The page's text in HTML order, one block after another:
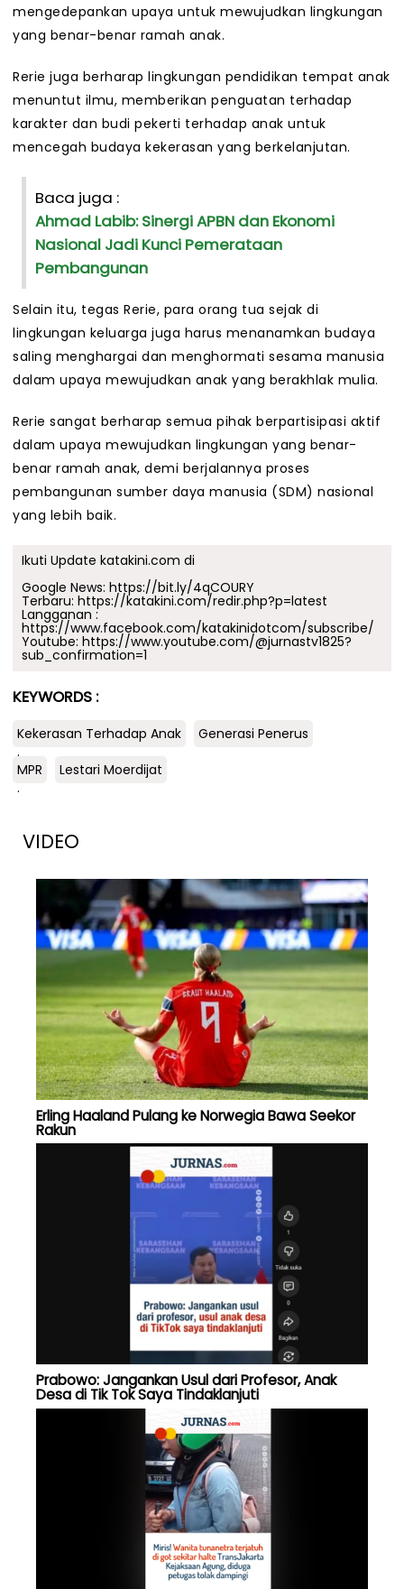
mengedepankan upaya untuk mewujudkan lingkungan
yang benar-benar ramah anak.
Rerie juga berharap lingkungan pendidikan tempat anak
menuntut ilmu, memberikan penguatan terhadap
karakter dan budi pekerti terhadap anak untuk
mencegah budaya kekerasan yang berkelanjutan.
Baca juga :
Ahmad Labib: Sinergi APBN dan Ekonomi
Nasional Jadi Kunci Pemerataan
Pembangunan
Selain itu, tegas Rerie, para orang tua sejak di
lingkungan keluarga juga harus menanamkan budaya
saling menghargai dan menghormati sesama manusia
dalam upaya mewujudkan anak yang berakhlak mulia.
Rerie sangat berharap semua pihak berpartisipasi aktif
dalam upaya mewujudkan lingkungan yang benar-
benar ramah anak, demi berjalannya proses
pembangunan sumber daya manusia (SDM) nasional
yang lebih baik.
Ikuti Update katakini.com di
Google News: https://bit.ly/4qCOURY
Terbaru: https://katakini.com/redir.php?p=latest
Langganan :
https://www.facebook.com/katakinidotcom/subscribe/
Youtube: https://www.youtube.com/@jurnastv1825?
sub_confirmation=1
KEYWORDS :
Kekerasan Terhadap Anak
Generasi Penerus
.
MPR
Lestari Moerdijat
.
VIDEO
Erling Haaland Pulang ke Norwegia Bawa Seekor
Rakun
Prabowo: Jangankan Usul dari Profesor, Anak
Desa di Tik Tok Saya Tindaklanjuti